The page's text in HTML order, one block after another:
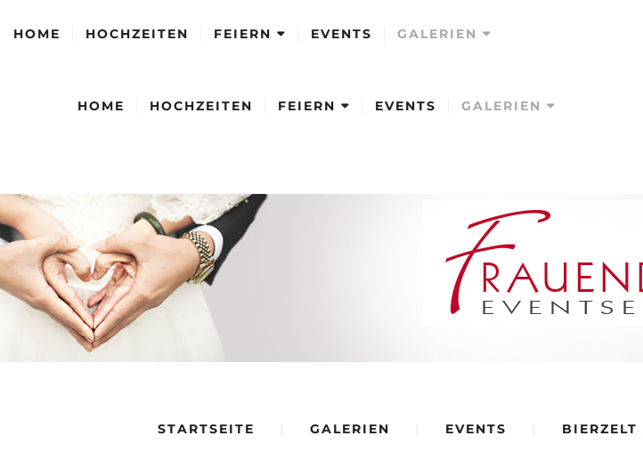
HOME HOCHZEITEN FEIERN EVENTS GALERIEN
HOME HOCHZEITEN FEIERN EVENTS GALERIEN
EVENTS
INSPIRATIONEN
STARTSEITE GALERIEN EVENTS